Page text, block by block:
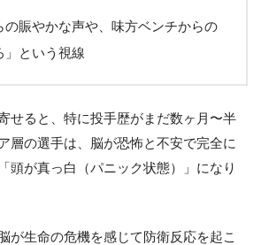
の賑やかな声や、味方ベンチからの
」という視線
せると、特に投手歴がまだ数ヶ月〜半
層の選手は、脳が恐怖と不安で完全に
頭が真っ白（パニック状態）」になり
が生命の危機を感じて防衛反応を起こ